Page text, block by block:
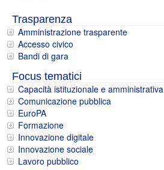
Trasparenza
Amministrazione trasparente
Accesso civico
Bandi di gara
Focus tematici
Capacità istituzionale e amministrativa
Comunicazione pubblica
EuroPA
Formazione
Innovazione digitale
Innovazione sociale
Lavoro pubblico